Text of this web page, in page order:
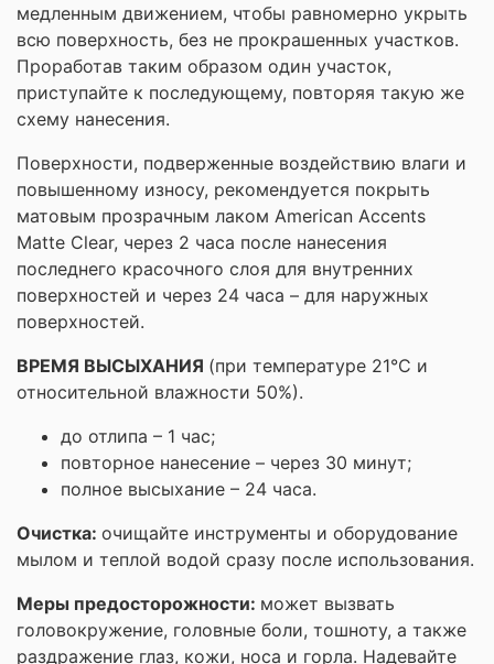
медленным движением, чтобы равномерно укрыть
всю поверхность, без не прокрашенных участков.
Проработав таким образом один участок,
приступайте к последующему, повторяя такую же
схему нанесения.
Поверхности, подверженные воздействию влаги и
повышенному износу, рекомендуется покрыть
матовым прозрачным лаком American Accents
Matte Clear, через 2 часа после нанесения
последнего красочного слоя для внутренних
поверхностей и через 24 часа – для наружных
поверхностей.
ВРЕМЯ ВЫСЫХАНИЯ (при температуре 21°C и
относительной влажности 50%).
до отлипа – 1 час;
повторное нанесение – через 30 минут;
полное высыхание – 24 часа.
Очистка: очищайте инструменты и оборудование
мылом и теплой водой сразу после использования.
Меры предосторожности: может вызвать
головокружение, головные боли, тошноту, а также
раздражение глаз, кожи, носа и горла. Надевайте